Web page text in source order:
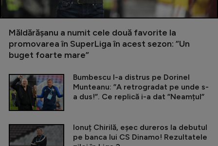
Măldărășanu a numit cele două favorite la
promovarea în SuperLiga în acest sezon: ”Un
buget foarte mare”
Bumbescu l-a distrus pe Dorinel
Munteanu: ”A retrogradat pe unde s-
a dus!”. Ce replică i-a dat ”Neamțul”
Ionuț Chirilă, eșec dureros la debutul
pe banca lui CS Dinamo! Rezultatele